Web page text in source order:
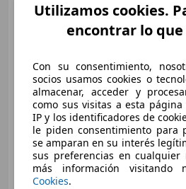
Sin
04/2018 21.600 km Gasolina
Particular
ES-04712 El Ejido
Utilizamos cookies.
encontrar lo
Con su consentimiento,
socios usamos cookies o
almacenar, acceder y
como sus visitas a esta
IP y los identificadores de
le piden consentimiento para
se amparan en su interés
sus preferencias en
más información visitando
Cookies.